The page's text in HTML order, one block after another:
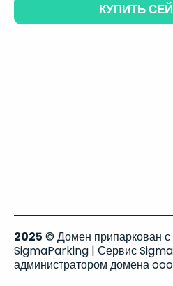
КУПИТЬ
2025 © Домен припаркован
SigmaParking | Сервис
администратором домена